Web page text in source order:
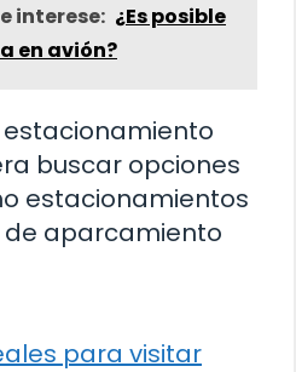
interese: ¿Es posible
en avión?
buscar opciones
estacionamientos
de aparcamiento
para visitar